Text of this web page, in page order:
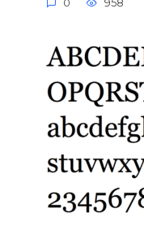
0 958